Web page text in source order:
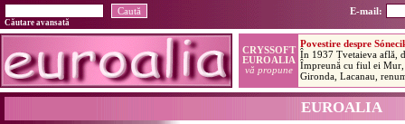
E-mail:
Căutare avansată
EUROALIA